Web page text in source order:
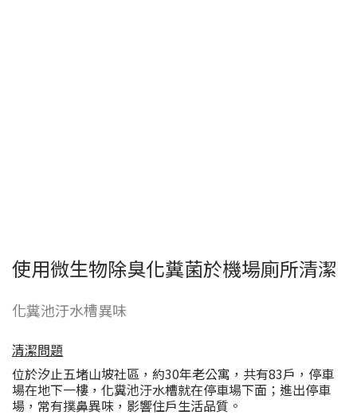
使用微生物除臭化糞菌於機場廁所清潔
化糞池汙水槽異味
清潔問題
位於汐止五堵山坡社區，約30年老公寓，共有83戶，停車
場在地下一樓，化糞池汙水槽就在停車場下面；進出停車
場，常有撲鼻異味，影響住戶生活品質。